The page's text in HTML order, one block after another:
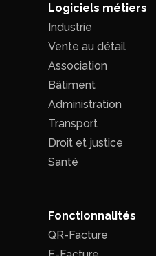
Logiciels métiers
Industrie
Vente au détail
Association
Bâtiment
Administration
Transport
Droit et justice
Santé
Fonctionnalités
QR-Facture